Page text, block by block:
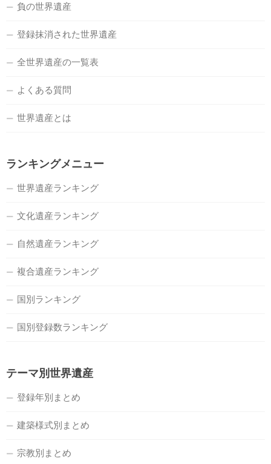
負の世界遺産
登録抹消された世界遺産
全世界遺産の一覧表
よくある質問
世界遺産とは
ランキングメニュー
世界遺産ランキング
文化遺産ランキング
自然遺産ランキング
複合遺産ランキング
国別ランキング
国別登録数ランキング
テーマ別世界遺産
登録年別まとめ
建築様式別まとめ
宗教別まとめ